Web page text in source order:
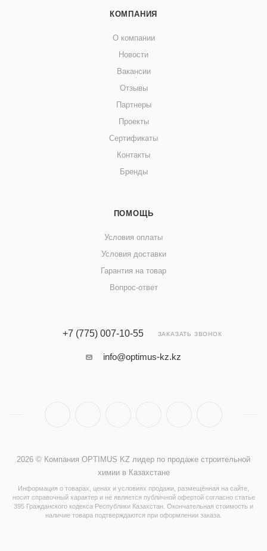
КОМПАНИЯ
О компании
Новости
Вакансии
Отзывы
Партнеры
Проекты
Сертификаты
Контакты
Бренды
ПОМОЩЬ
Условия оплаты
Условия доставки
Гарантия на товар
Вопрос-ответ
+7 (775) 007-10-55 ЗАКАЗАТЬ ЗВОНОК
info@optimus-kz.kz
2026 © Компания OPTIMUS KZ лидер по продаже строительной
химии в Казахстане
Информация о товарах, ценах и условиях продажи, размещённая на сайте,
носит справочный характер и не является публичной офертой согласно статье
395 Гражданского кодекса Республики Казахстан. Окончательная стоимость и
наличие товара подтверждаются при оформлении заказа.